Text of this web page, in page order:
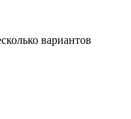
вариантов